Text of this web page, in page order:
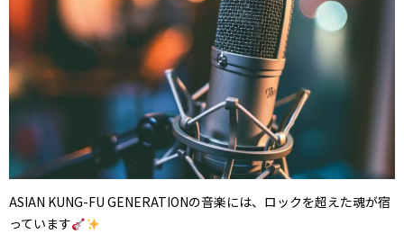
ASIAN KUNG-FU GENERATIONの音楽には、ロックを超えた魂が宿
っています